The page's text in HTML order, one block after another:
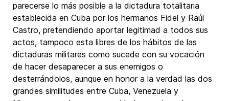
parecerse lo más posible a la dictadura totalitaria
establecida en Cuba por los hermanos Fidel y Raúl
Castro, pretendiendo aportar legitimad a todos sus
actos, tampoco esta libres de los hábitos de las
dictaduras militares como sucede con su vocación
de hacer desaparecer a sus enemigos o
desterrándolos, aunque en honor a la verdad las dos
grandes similitudes entre Cuba, Venezuela y